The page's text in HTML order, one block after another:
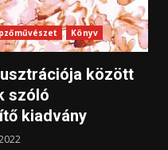
Könyv
között
szóló
kiadvány